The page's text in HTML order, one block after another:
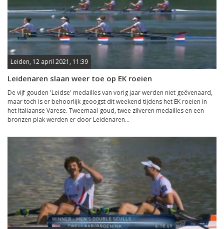
Leiden, 12 april 2021, 11:39
Leidenaren slaan weer toe op EK roeien
De vijf gouden 'Leidse' medailles van vorig jaar werden niet geëvenaard,
maar toch is er behoorlijk geoogst dit weekend tijdens het EK roeien in
het Italiaanse Varese. Tweemaal goud, twee zilveren medailles en een
bronzen plak werden er door Leidenaren...